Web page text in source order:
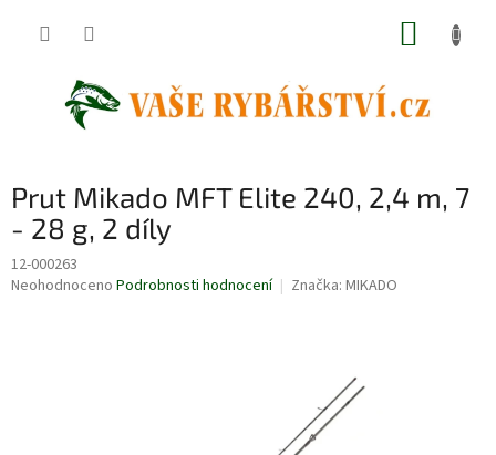
Prut Mikado MFT Elite 240, 2,4 m, 7
- 28 g, 2 díly
12-000263
Průměrné
Neohodnoceno Podrobnosti hodnocení Značka: MIKADO